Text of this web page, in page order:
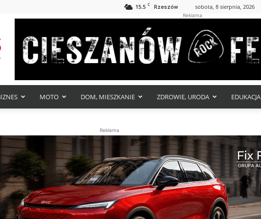
15.5 C Rzeszów sobota, 8 sierpnia, 2026
Reklama
MOTO DOM, MIESZKANIE ZDROWIE, URODA EDUKACJA
Reklama